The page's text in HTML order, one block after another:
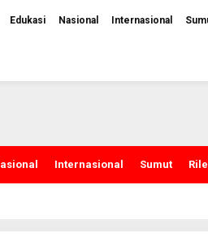
Edukasi Nasional Internasional
Internasional Sumut